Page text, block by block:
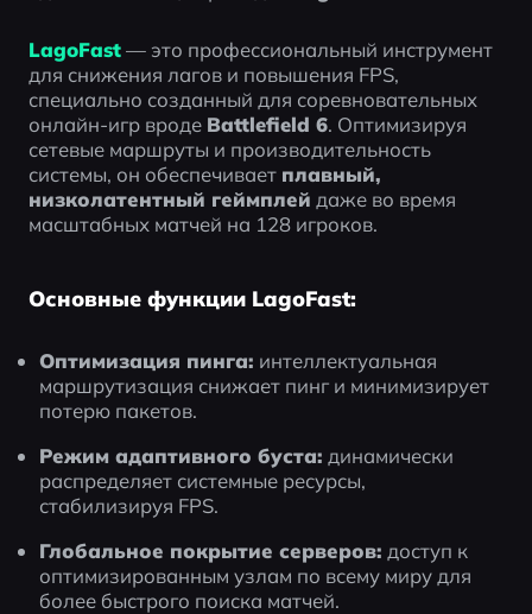
LagoFast— это профессиональный инструмент
для снижения лагов и повышения FPS,
специально созданный для соревновательных
онлайн-игр вроде Battlefield 6. Оптимизируя
сетевые маршруты и производительность
системы, он обеспечивает плавный,
низколатентный геймплей даже во время
масштабных матчей на 128 игроков.
Основные функции LagoFast:
Оптимизация пинга: интеллектуальная
маршрутизация снижает пинг и минимизирует
потерю пакетов.
Режим адаптивного буста: динамически
распределяет системные ресурсы,
стабилизируя FPS.
Глобальное покрытие серверов: доступ к
оптимизированным узлам по всему миру для
более быстрого поиска матчей.